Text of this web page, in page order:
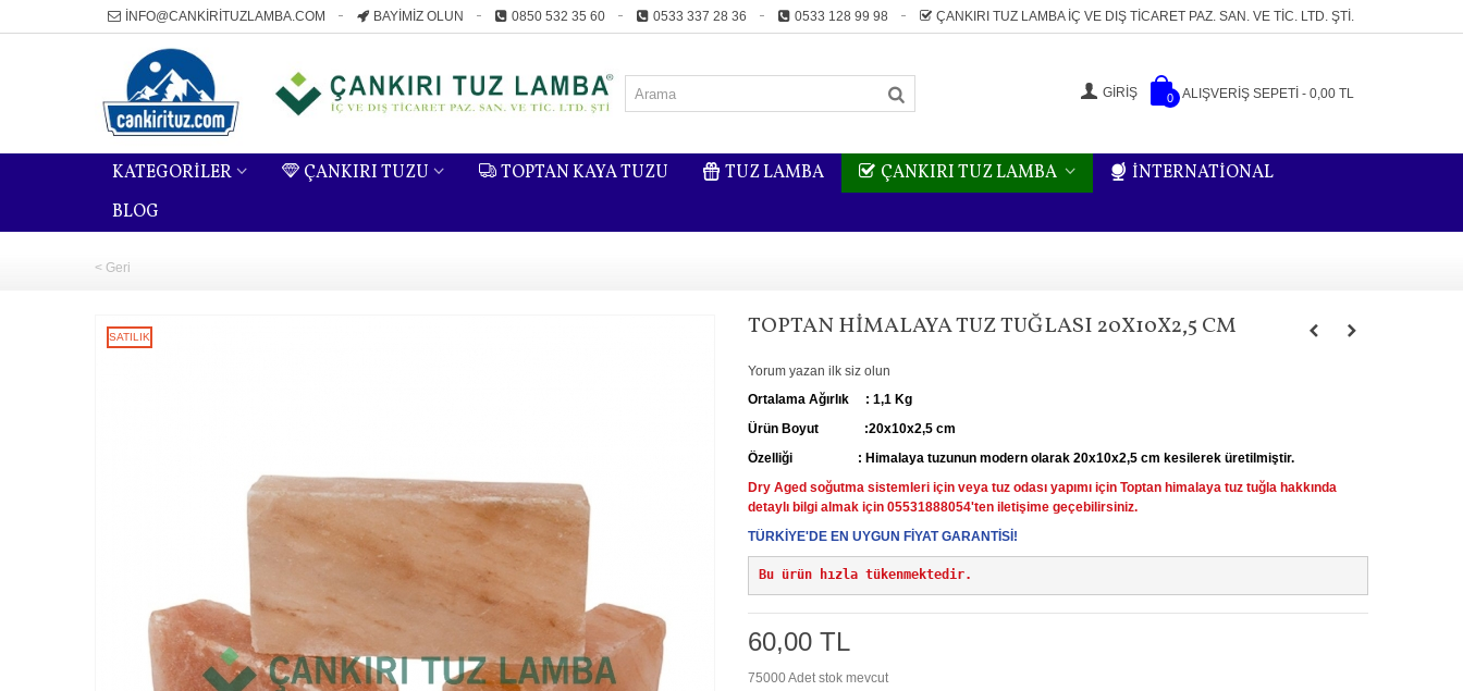
INFO@CANKIRITUZLAMBA.COM BAYIMIZ OLUN 0850 532 35 60 0533 337 28 36 0533 128 99 98 ÇANKIRI TUZ LAMBA İÇ VE DIŞ TICARET PAZ. SAN. VE TIC. LTD. ŞTI.
0 ALIŞVERIŞ SEPETI - 0,00 TL
GIRIŞ
KATEGORILER ÇANKIRI TUZU TOPTAN KAYA TUZU TUZ LAMBA ÇANKIRI TUZ LAMBA
İNTERNATİONAL
BLOG
< Geri
SATILIK TOPTAN HIMALAYA TUZ TUĞLASI 20X10X2,5 CM
Yorum yazan ilk siz olun
Ortalama Ağırlık : 1,1 Kg
Ürün Boyut :20x10x2,5 cm
Özelliği : Himalaya tuzunun modern olarak 20x10x2,5 cm kesilerek üretilmiştir.
Dry Aged soğutma sistemleri için veya tuz odası yapımı için Toptan himalaya tuz tuğla hakkında
detaylı bilgi almak için 05531888054'ten iletişime geçebilirsiniz.
TÜRKİYE'DE EN UYGUN FİYAT GARANTİSİ!
Bu ürün hızla tükenmektedir.
60,00 TL
75000Adet stok mevcut